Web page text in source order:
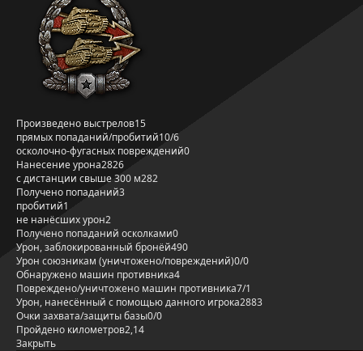
Произведено выстрелов15
прямых попаданий/пробитий10/6
осколочно-фугасных повреждений0
Нанесение урона2826
с дистанции свыше 300 м282
Получено попаданий3
пробитий1
не нанёсших урон2
Получено попаданий осколками0
Урон, заблокированный бронёй490
Урон союзникам (уничтожено/повреждений)0/0
Обнаружено машин противника4
Повреждено/уничтожено машин противника7/1
Урон, нанесённый с помощью данного игрока2883
Очки захвата/защиты базы0/0
Пройдено километров2,14
Закрыть